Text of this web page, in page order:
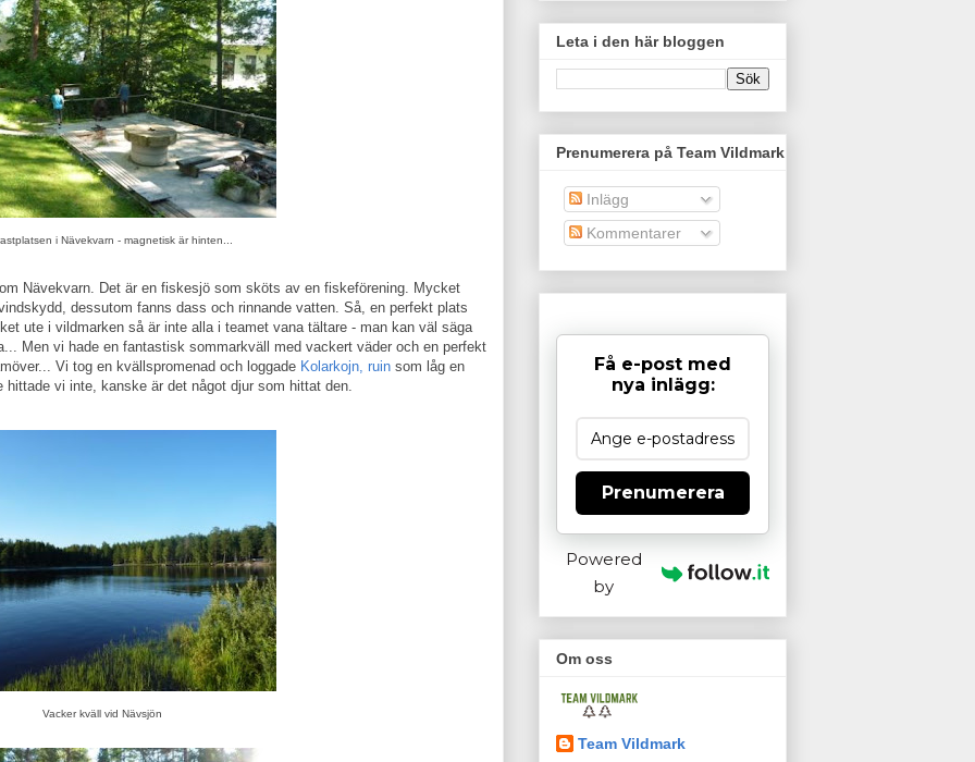
i Nävekvarn - magnetisk är hinten...
Nävekvarn. Det är en fiskesjö som sköts av en fiskeförening. Mycket
dessutom fanns dass och rinnande vatten. Så, en perfekt plats
ute i vildmarken så är inte alla i teamet vana tältare - man kan väl säga
Men vi hade en fantastisk sommarkväll med vackert väder och en perfekt
Vi tog en kvällspromenad och loggade Kolarkojn, ruin som låg en
vi inte, kanske är det något djur som hittat den.
Vacker kväll vid Nävsjön
Leta i den här bloggen
Prenumerera på Team Vildmark
Inlägg
Kommentarer
Få e-post med
nya inlägg:
Prenumerera
Powered
by
Om oss
Team Vildmark